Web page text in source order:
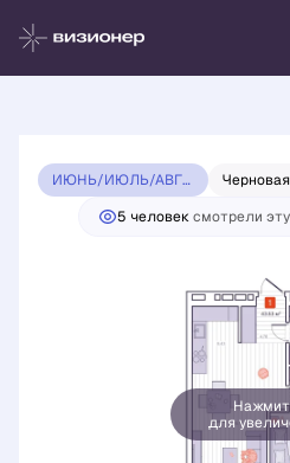
1-комнатная
Ипотека от 28 303 руб./мес.
ИЮНЬ/ИЮЛЬ/АВГУСТ 2026 ВИЗИОНЕР
5 человексмотрели
для